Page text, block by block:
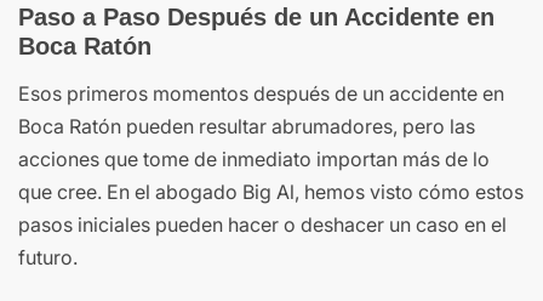
Paso a Paso Después de un Accidente en
Boca Ratón
Esos primeros momentos después de un accidente en
Boca Ratón pueden resultar abrumadores, pero las
acciones que tome de inmediato importan más de lo
que cree. En el abogado Big Al, hemos visto cómo estos
pasos iniciales pueden hacer o deshacer un caso en el
futuro.